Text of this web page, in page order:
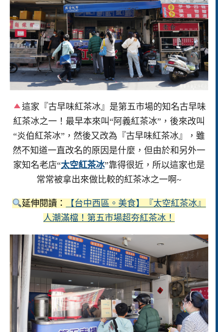
這家『古早味紅茶冰』是第五市場的知名古早味
紅茶冰之一！最早本來叫“阿義紅茶冰”，後來改叫
“炎伯紅茶冰”，然後又改為『古早味紅茶冰』，雖
然不知道一直改名的原因是什麼，但由於和另外一
家知名老店“太空紅茶冰”靠得很近，所以這家也是
常常被拿出來做比較的紅茶冰之一啊~
延伸閱讀：
【台中西區。美食】『太空紅茶冰』
人潮滿檔！第五市場超夯紅茶冰！